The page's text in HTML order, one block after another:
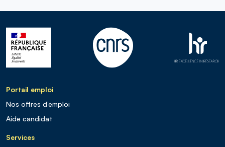
Portail emploi
Nos offres d’emploi
Aide candidat
Services